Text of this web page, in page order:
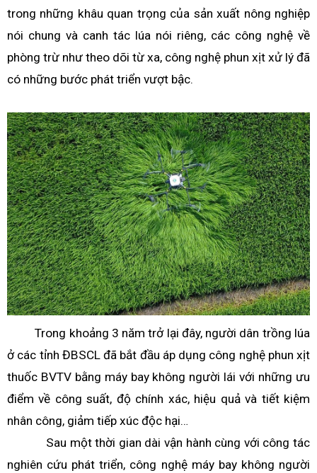
trong những khâu quan trọng của sản xuất nông nghiệp
nói chung và canh tác lúa nói riêng, các công nghệ về
phòng trừ như theo dõi từ xa, công nghệ phun xịt xử lý đã
có những bước phát triển vượt bậc.
Trong khoảng 3 năm trở lại đây, người dân trồng lúa
ở các tỉnh ĐBSCL đã bắt đầu áp dụng công nghệ phun xịt
thuốc BVTV bằng máy bay không người lái với những ưu
điểm về công suất, độ chính xác, hiệu quả và tiết kiệm
nhân công, giảm tiếp xúc độc hại…
Sau một thời gian dài vận hành cùng với công tác
nghiên cứu phát triển, công nghệ máy bay không người